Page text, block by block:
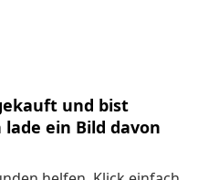
und bist
ein Bild davon